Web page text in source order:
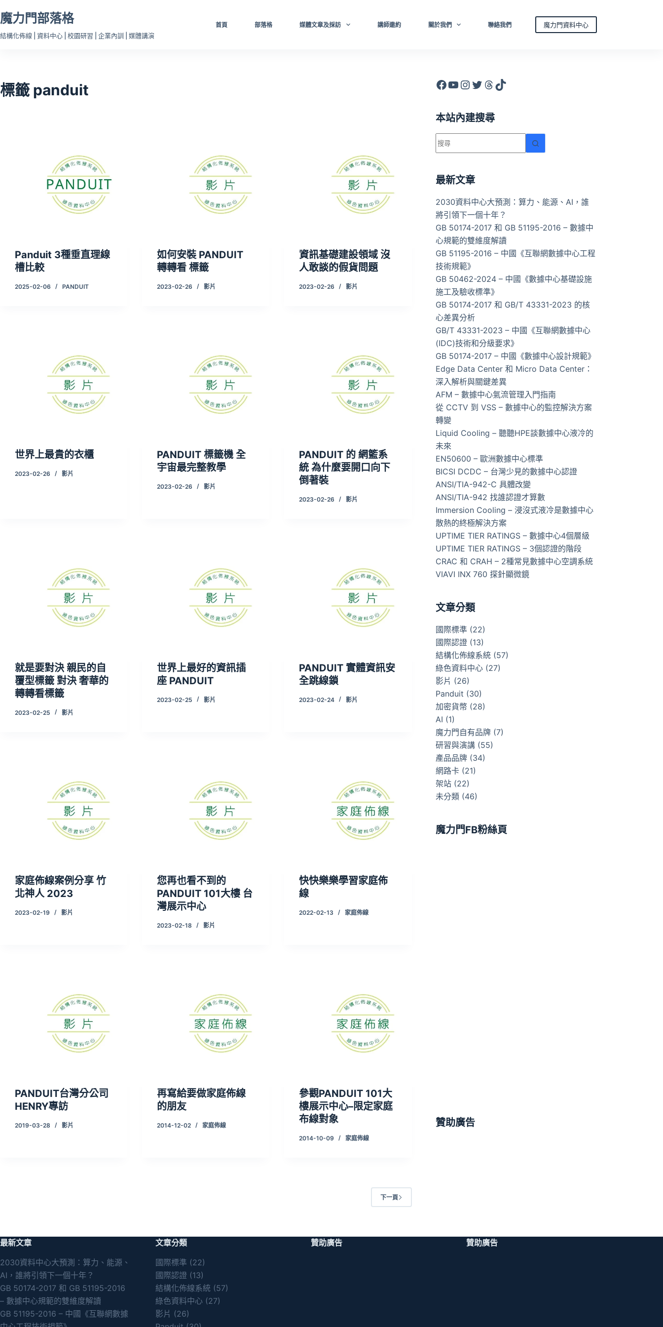
至
主
魔力門部落格
結構化佈線 | 資料中心 | 校園研習 | 企業內訓 | 媒體講演
首頁 部落格 媒體文章及採訪 講師邀約 關於我們 聯絡我們 魔力門資料中心
標籤 panduit
Panduit 3種垂直理線
槽比較
2025-02-06 PANDUIT
如何安裝 PANDUIT
轉轉看 標籤
2023-02-26 影片
資訊基礎建設領域 沒
人敢談的假貨問題
2023-02-26 影片
世界上最貴的衣櫃
2023-02-26 影片
PANDUIT 標籤機 全
宇宙最完整教學
2023-02-26 影片
PANDUIT 的 網籃系
統 為什麼要開口向下
倒著裝
2023-02-26 影片
就是要對決 親民的自
覆型標籤 對決 奢華的
轉轉看標籤
2023-02-25 影片
世界上最好的資訊插
座 PANDUIT
2023-02-25 影片
PANDUIT 實體資訊安
全跳線鎖
2023-02-24 影片
家庭佈線案例分享 竹
北神人 2023
2023-02-19 影片
您再也看不到的
PANDUIT 101大樓 台
灣展示中心
2023-02-18 影片
快快樂樂學習家庭佈
線
2022-02-13 家庭佈線
PANDUIT台灣分公司
HENRY專訪
2019-03-28 影片
再寫給要做家庭佈線
的朋友
2014-12-02 家庭佈線
參觀PANDUIT 101大
樓展示中心–限定家庭
布線對象
2014-10-09 家庭佈線
下一頁
Facebook
YouTube
Instagram
X Threads
TikTok
本站內建搜尋
找
不
符
條
件
的
結
果
最新文章
2030資料中心大預測：算力、能源、AI，誰
將引領下一個十年？
GB 50174-2017 和 GB 51195-2016 – 數據中
心規範的雙維度解讀
GB 51195-2016 – 中國《互聯網數據中心工程
技術規範》
GB 50462-2024 – 中國《數據中心基礎設施
施工及驗收標準》
GB 50174-2017 和 GB/T 43331-2023 的核
心差異分析
GB/T 43331-2023 – 中國《互聯網數據中心
(IDC)技術和分級要求》
GB 50174-2017 – 中國《數據中心設計規範》
Edge Data Center 和 Micro Data Center：
深入解析與關鍵差異
AFM – 數據中心氣流管理入門指南
從 CCTV 到 VSS – 數據中心的監控解決方案
轉變
Liquid Cooling – 聽聽HPE談數據中心液冷的
未來
EN50600 – 歐洲數據中心標準
BICSI DCDC – 台灣少見的數據中心認證
ANSI/TIA-942-C 具體改變
ANSI/TIA-942 找誰認證才算數
Immersion Cooling – 浸沒式液冷是數據中心
散熱的終極解決方案
UPTIME TIER RATINGS – 數據中心4個層級
UPTIME TIER RATINGS – 3個認證的階段
CRAC 和 CRAH – 2種常見數據中心空調系統
VIAVI INX 760 探針顯微鏡
文章分類
國際標準 (22)
國際認證 (13)
結構化佈線系統 (57)
綠色資料中心 (27)
影片 (26)
Panduit (30)
加密貨幣 (28)
AI (1)
魔力門自有品牌 (7)
研習與演講 (55)
產品品牌 (34)
網路卡 (21)
架站 (22)
未分類 (46)
魔力門FB粉絲頁
贊助廣告
最新文章
2030資料中心大預測：算力、能源、
AI，誰將引領下一個十年？
GB 50174-2017 和 GB 51195-2016
– 數據中心規範的雙維度解讀
GB 51195-2016 – 中國《互聯網數據
文章分類
國際標準 (22)
國際認證(13)
結構化佈線系統 (57)
綠色資料中心(27)
影片 (26)
贊助廣告 贊助廣告